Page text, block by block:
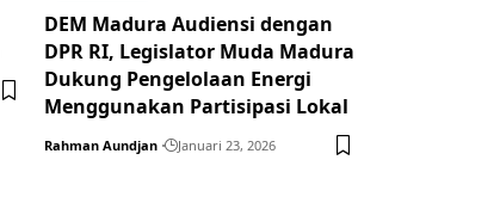
DEM Madura Audiensi dengan
DPR RI, Legislator Muda Madura
Dukung Pengelolaan Energi
Menggunakan Partisipasi Lokal
Rahman Aundjan Januari 23, 2026